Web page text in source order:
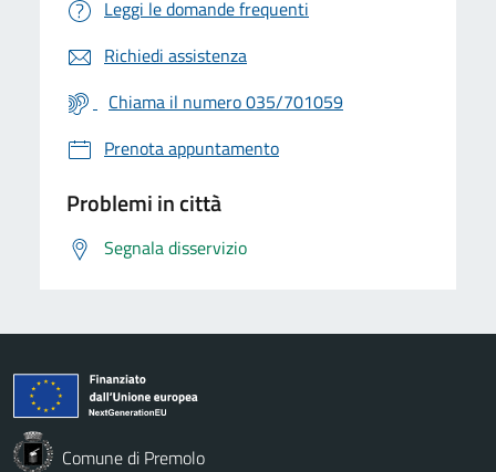
Leggi le domande frequenti
Richiedi assistenza
Chiama il numero 035/701059
Prenota appuntamento
Problemi in città
Segnala disservizio
Comune di Premolo